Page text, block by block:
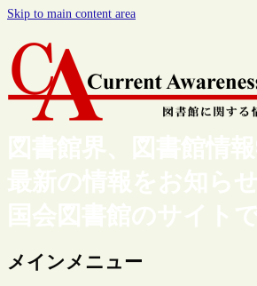
Skip to main content area
図書館界、図書館情
最新の情報をお知ら
国会図書館のサイトで
メインメニュー